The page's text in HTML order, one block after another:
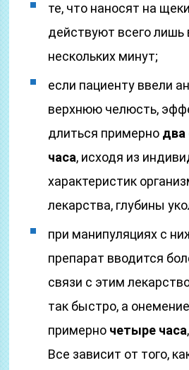
те, что наносят на
действуют всего лишь
нескольких минут;
если пациенту ввели
верхнюю челюсть,
длиться примерно два
часа, исходя из
характеристик
лекарства, глубины
при манипуляциях с
препарат вводится
связи с этим
так быстро, а
примерно четыре часа
Все зависит от того,